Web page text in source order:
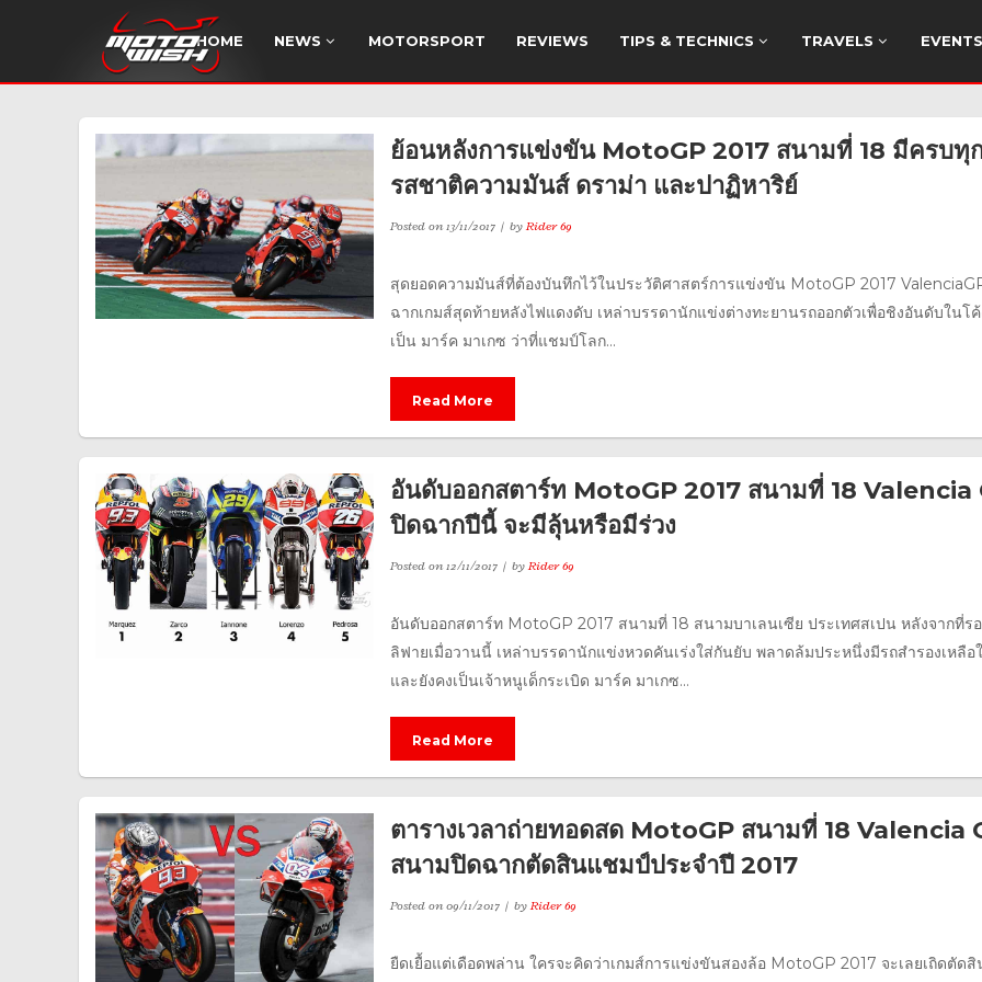
HOME NEWS MOTORSPORT REVIEWS TIPS & TECHNICS TRAVELS EVENTS
ย้อนหลังการแข่งขัน MotoGP 2017 สนามที่ 18 มีครบทุ
รสชาติความมันส์ ดราม่า และปาฏิหาริย์
Posted on13/11/2017 byRider 69
สุดยอดความมันส์ที่ต้องบันทึกไว้ในประวัติศาสตร์การแข่งขัน MotoGP 2017
ฉากเกมส์สุดท้ายหลังไฟแดงดับ เหล่าบรรดานักแข่งต่างทะยานรถออกตัวเพื่อชิงอันดับในโ
เป็น มาร์ค มาเกซ ว่าที่แชมป์โลก...
Read More
อันดับออกสตาร์ท MotoGP 2017 สนามที่ 18 Valencia
ปิดฉากปีนี้ จะมีลุ้นหรือมีร่วง
Posted on12/11/2017 byRider 69
อันดับออกสตาร์ท MotoGP 2017 สนามที่ 18 สนามบาเลนเซีย ประเทศสเปน หลังจากที่ร
ลิฟายเมื่อวานนี้ เหล่าบรรดานักแข่งหวดคันเร่งใส่กันยับ พลาดล้มประหนึ่งมีรถสำรองเหลือ
และยังคงเป็นเจ้าหนูเด็กระเบิด มาร์ค มาเกซ...
Read More
ตารางเวลาถ่ายทอดสด MotoGP สนามที่ 18 Valencia
สนามปิดฉากตัดสินแชมป์ประจำปี 2017
Posted on09/11/2017 byRider 69
ยืดเยื้อแต่เดือดพล่าน ใครจะคิดว่าเกมส์การแข่งขันสองล้อ MotoGP 2017 จะเลยเถิดตัดสิ